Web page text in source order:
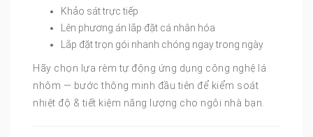
Khảo sát trực tiếp
Lên phương án lắp đặt cá nhân hóa
Lắp đặt trọn gói nhanh chóng ngay trong ngày
Hãy chọn lựa rèm tự động ứng dụng công nghệ lá
nhôm — bước thông minh đầu tiên để kiểm soát
nhiệt độ & tiết kiệm năng lượng cho ngôi nhà bạn.